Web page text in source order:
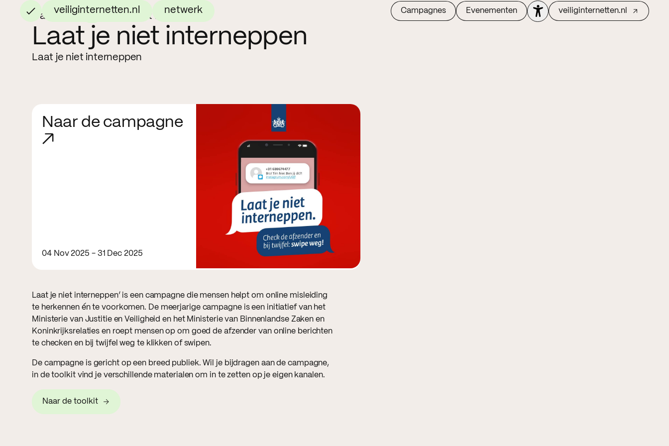
veiliginternetten.nl netwerk Campagnes Evenementen veiliginternetten.nl
Campagne Laat je niet interneppen
Laat je niet interneppen
Laat je niet interneppen
Naar de campagne
↗
04 Nov 2025 - 31 Dec 2025
Laat je niet interneppen’ is een campagne die mensen helpt om online misleiding
te herkennen én te voorkomen. De meerjarige campagne is een initiatief van het
Ministerie van Justitie en Veiligheid en het Ministerie van Binnenlandse Zaken en
Koninkrijksrelaties en roept mensen op om goed de afzender van online berichten
te checken en bij twijfel weg te klikken of swipen.
De campagne is gericht op een breed publiek. Wil je bijdragen aan de campagne,
in de toolkit vind je verschillende materialen om in te zetten op je eigen kanalen.
Naar de toolkit